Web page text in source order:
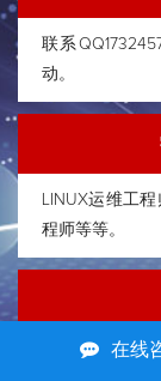
联系
动。
LINUX运维工
程师等等。
可以分期付款
在线